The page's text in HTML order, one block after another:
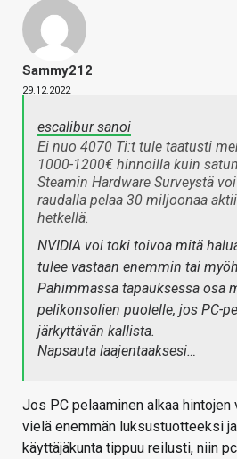
Sammy212
29.12.2022
escalibur sanoi
Ei nuo 4070 Ti:t tule taatusti
1000-1200€ hinnoilla kuin
Steamin Hardware Surveystä
raudalla pelaa 30 miljoonaa
hetkellä.
NVIDIA voi toki toivoa mitä
tulee vastaan enemmin tai
Pahimmassa tapauksessa osa
pelikonsolien puolelle, jos PC-
järkyttävän kallista.
Napsauta laajentaaksesi…
Jos PC pelaaminen alkaa hintojen
vielä enemmän luksustuotteeksi
käyttäjäkunta tippuu reilusti, niin